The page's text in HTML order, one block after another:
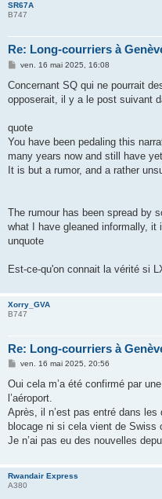
SR67A
B747
Re: Long-courriers à
M
s
a
ven. 16 mai 2025, 16:08
Concernant SQ qui ne pourrait
opposerait, il y a le post suivant
quote
You have been pedaling this
many years now and still have
It is but a rumor, and a rather
The rumour has been spread by
what I have gleaned informally, it
unquote
Est-ce-qu'on connait la vérité si
Xorry_GVA
B747
Re: Long-courriers à
M
s
a
g
ven. 16 mai 2025, 20:56
Oui cela m’a été confirmé par
l’aéroport.
Après, il n’est pas entré dans
blocage ni si cela vient de Swiss
Je n’ai pas eu des nouvelles
Rwandair Express
A380